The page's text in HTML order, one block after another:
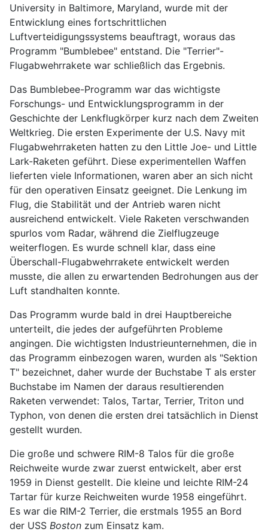
University in Baltimore, Maryland, wurde mit der
Entwicklung eines fortschrittlichen
Luftverteidigungssystems beauftragt, woraus das
Programm "Bumblebee" entstand. Die "Terrier"-
Flugabwehrrakete war schließlich das Ergebnis.
Das Bumblebee-Programm war das wichtigste
Forschungs- und Entwicklungsprogramm in der
Geschichte der Lenkflugkörper kurz nach dem Zweiten
Weltkrieg. Die ersten Experimente der U.S. Navy mit
Flugabwehrraketen hatten zu den Little Joe- und Little
Lark-Raketen geführt. Diese experimentellen Waffen
lieferten viele Informationen, waren aber an sich nicht
für den operativen Einsatz geeignet. Die Lenkung im
Flug, die Stabilität und der Antrieb waren nicht
ausreichend entwickelt. Viele Raketen verschwanden
spurlos vom Radar, während die Zielflugzeuge
weiterflogen. Es wurde schnell klar, dass eine
Überschall-Flugabwehrrakete entwickelt werden
musste, die allen zu erwartenden Bedrohungen aus der
Luft standhalten konnte.
Das Programm wurde bald in drei Hauptbereiche
unterteilt, die jedes der aufgeführten Probleme
angingen. Die wichtigsten Industrieunternehmen, die in
das Programm einbezogen waren, wurden als "Sektion
T" bezeichnet, daher wurde der Buchstabe T als erster
Buchstabe im Namen der daraus resultierenden
Raketen verwendet: Talos, Tartar, Terrier, Triton und
Typhon, von denen die ersten drei tatsächlich in Dienst
gestellt wurden.
Die große und schwere RIM-8 Talos für die große
Reichweite wurde zwar zuerst entwickelt, aber erst
1959 in Dienst gestellt. Die kleine und leichte RIM-24
Tartar für kurze Reichweiten wurde 1958 eingeführt.
Es war die RIM-2 Terrier, die erstmals 1955 an Bord
der USS Boston zum Einsatz kam.